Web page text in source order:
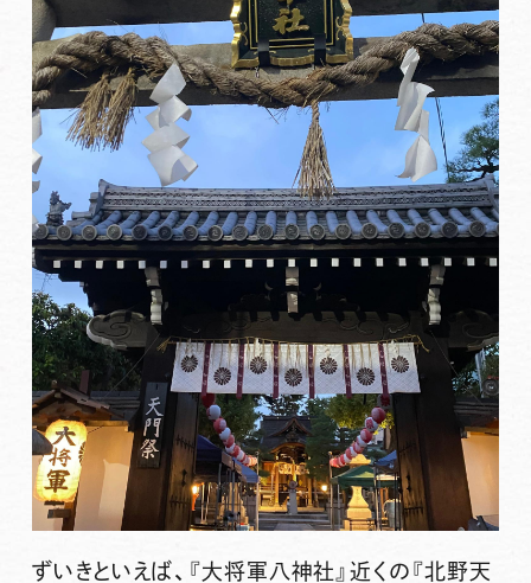
ずいきといえば、『大将軍八神社』近くの『北野天